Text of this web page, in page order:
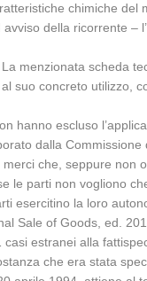
chimiche del
della ricorrente –
menzionata scheda
suo concreto utilizzo,
hanno escluso
dalla
che, seppure
le parti non vogliono
esercitino la loro
Sale of Goods, ed.
casi estranei alla
che era stata